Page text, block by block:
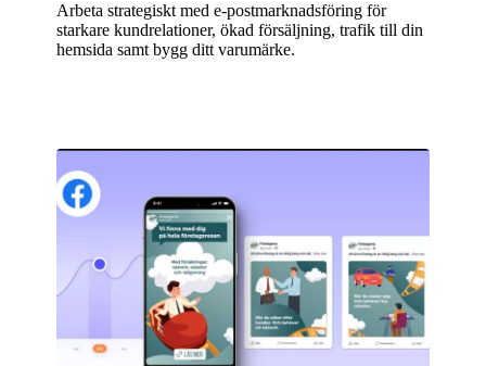
Arbeta strategiskt med e-postmarknadsföring för
starkare kundrelationer, ökad försäljning, trafik till din
hemsida samt bygg ditt varumärke.